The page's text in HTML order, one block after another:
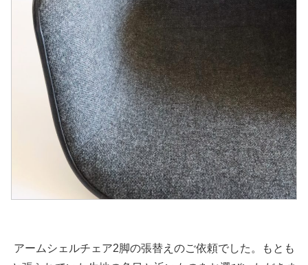
アームシェルチェア2脚の張替えのご依頼でした。もとも